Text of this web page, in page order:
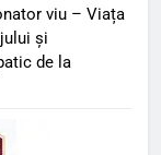
viu – Viața
și
de la